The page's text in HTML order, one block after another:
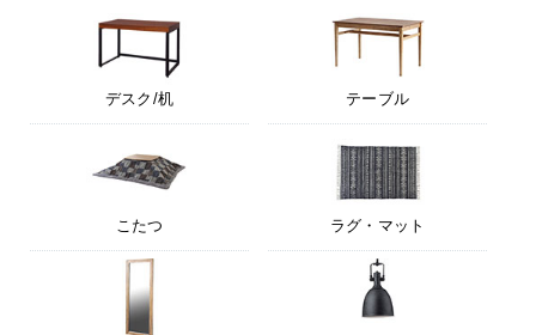
デスク/机 テーブル
こたつ ラグ・マット